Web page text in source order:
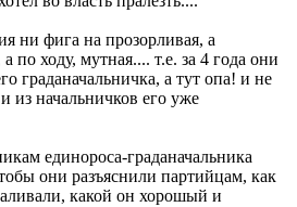
ни фига на прозорливая, а
по ходу, мутная.... т.е. за 4 года они
граданачальничка, а тут опа! и не
из начальничков его уже
единороса-граданачальника
они разъяснили партийцам, как
какой он хорошый и